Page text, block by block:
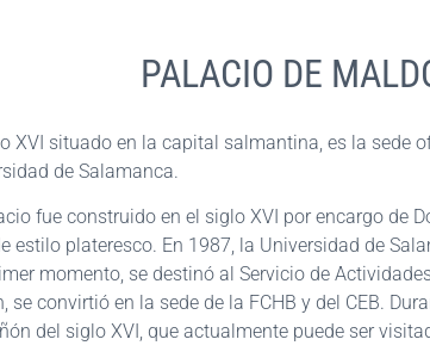
PALACIO DE
XVI situado en la capital salmantina, es la sede
de Salamanca.
fue construido en el siglo XVI por encargo de
plateresco. En 1987, la Universidad de
momento, se destinó al Servicio de
convirtió en la sede de la FCHB y del CEB.
del siglo XVI, que actualmente puede ser